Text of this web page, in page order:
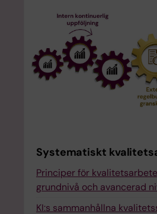
Systematiskt
Principer för
grundnivå och avancerad
KI:s sammanhållna